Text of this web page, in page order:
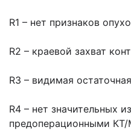
R1 – нет признаков
R2 – краевой захват
R3 – видимая
R4 – нет значительных
предоперационными